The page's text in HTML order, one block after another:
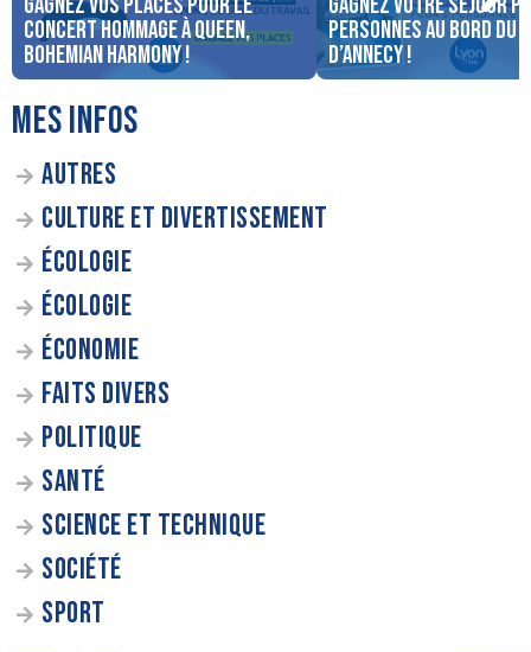
concert Hommage à Queen,
Bohemian Harmony !
personnes au bord du
d’Annecy !
MES INFOS
AUTRES
CULTURE ET DIVERTISSEMENT
ÉCOLOGIE
ÉCOLOGIE
ÉCONOMIE
FAITS DIVERS
POLITIQUE
SANTÉ
SCIENCE ET TECHNIQUE
SOCIÉTÉ
SPORT